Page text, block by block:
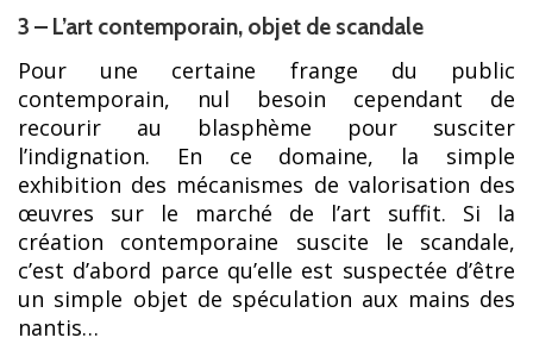
3 – L’art contemporain, objet de scandale
Pour une certaine frange du public
contemporain, nul besoin cependant de
recourir au blasphème pour susciter
l’indignation. En ce domaine, la simple
exhibition des mécanismes de valorisation des
œuvres sur le marché de l’art suffit. Si la
création contemporaine suscite le scandale,
c’est d’abord parce qu’elle est suspectée d’être
un simple objet de spéculation aux mains des
nantis…